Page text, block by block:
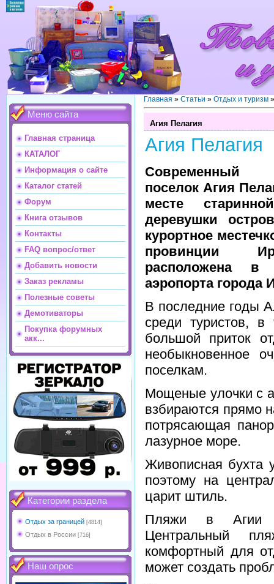
Меню сайта
Главная страница
КАТАЛОГ
Информация о сайте
Каталог статей
Форум
Книга отзывов
Контакты
FAQ вопрос/ответ
Добавить новости
Заказ рекламы
Полезные советы
Демотиваторы
Покупка форумных
акк...
Категории раздела
Отдых за границей [4814]
Отдых в России [716]
Наш опрос
Главная » Статьи » Отдых и туризм
Агия Пелагия
Агия Пелагия
Современный
поселок Агия
месте
деревушки
курортное
провинции
расположена
аэропорта города
В последние годы
среди туристов,
большой приток
необыкновенное
поселкам.
Мощеные улочки с
взбираются прямо
потрясающая
лазурное море.
Живописная бухта
поэтому на
царит штиль.
Пляжи в Агии
Центральный
комфортный для
может создать